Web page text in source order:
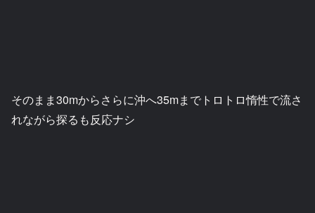
そのまま30mからさらに沖へ35mまでトロトロ惰性で流さ
れながら探るも反応ナシ